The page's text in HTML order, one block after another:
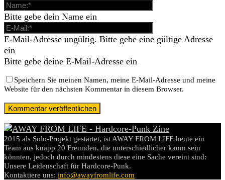
Bitte gebe dein Name ein
E-Mail-Adresse ungültig. Bitte gebe eine gültige Adresse
ein
Bitte gebe deine E-Mail-Adresse ein
Speichern Sie meinen Namen, meine E-Mail-Adresse und meine
Website für den nächsten Kommentar in diesem Browser.
2015 als Solo-Projekt gestartet, ist AWAY FROM LIFE heute ein
Team aus knapp 20 Freunden, die unterschiedlicher kaum sein
könnten, jedoch durch mindestens diese eine Sache vereint sind:
Unsere Leidenschaft für Hardcore-Punk.
Kontaktiere uns: info@awayfromlife.com